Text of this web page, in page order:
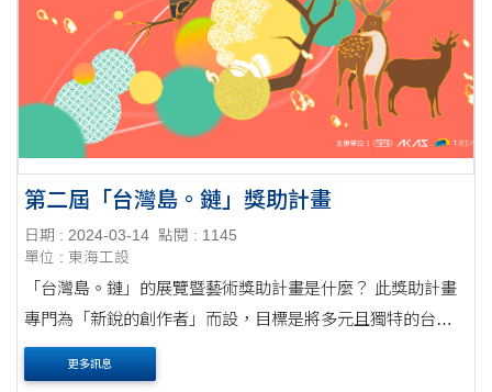
第二屆「台灣島。鏈」獎助計畫
日期 : 2024-03-14 點閱 : 1145
單位 : 東海工設
「台灣島。鏈」的展覽暨藝術獎助計畫是什麼？ 此獎助計畫
專門為「新銳的創作者」而設，目標是將多元且獨特的台灣
藝術作品上傳至區塊鏈，讓國、內外的觀眾能夠見識到，台
灣擁有許多優秀的新生代藝術家和創作者。....
更多訊息